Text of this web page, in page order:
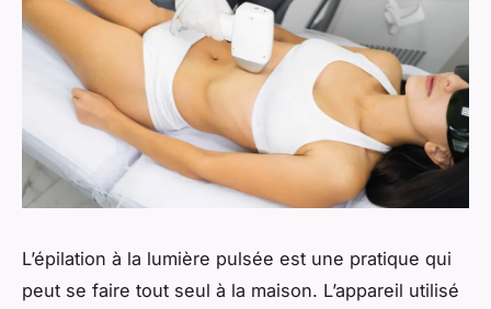
L’épilation à la lumière pulsée est une pratique qui
peut se faire tout seul à la maison. L’appareil utilisé